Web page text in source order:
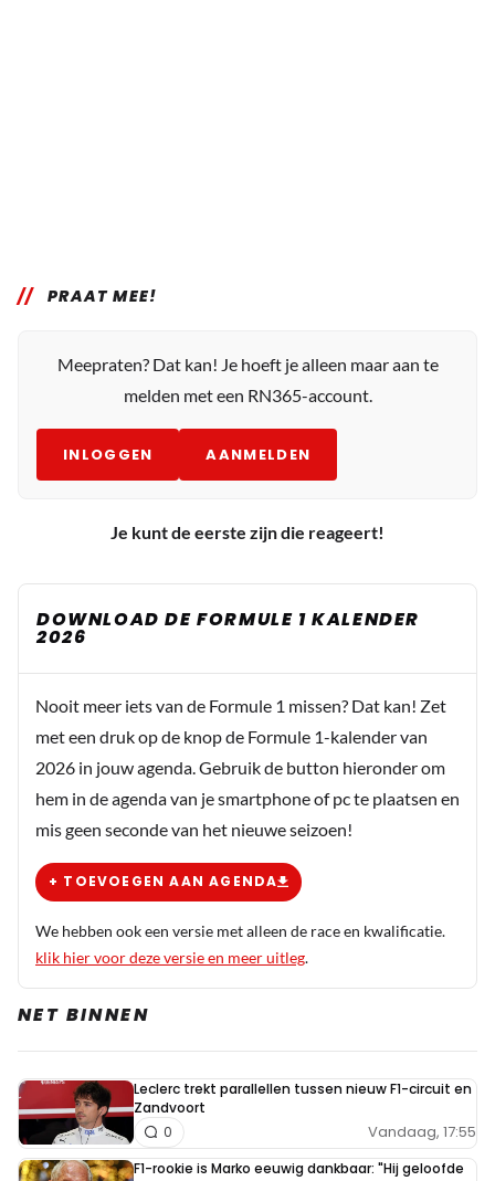
PRAAT MEE!
Meepraten? Dat kan! Je hoeft je alleen maar aan te
melden met een RN365-account.
INLOGGEN AANMELDEN
Je kunt de eerste zijn die reageert!
DOWNLOAD DE FORMULE 1 KALENDER
2026
Nooit meer iets van de Formule 1 missen? Dat kan! Zet
met een druk op de knop de Formule 1-kalender van
2026 in jouw agenda. Gebruik de button hieronder om
hem in de agenda van je smartphone of pc te plaatsen en
mis geen seconde van het nieuwe seizoen!
+ TOEVOEGEN AAN AGENDA
We hebben ook een versie met alleen de race en kwalificatie.
klik hier voor deze versie en meer uitleg.
NET BINNEN
Leclerc trekt parallellen tussen nieuw F1-circuit en
Zandvoort
Vandaag, 17:55
0
F1-rookie is Marko eeuwig dankbaar: "Hij geloofde